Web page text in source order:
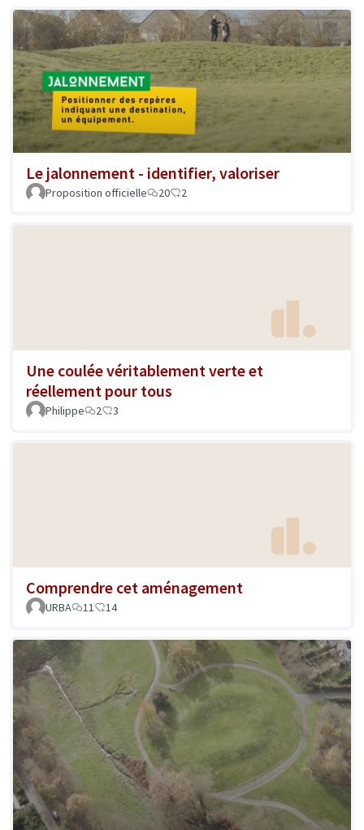
Le jalonnement - identifier, valoriser
Proposition officielle 20 2
Une coulée véritablement verte et
réellement pour tous
Philippe 2 3
Comprendre cet aménagement
URBA 11 14